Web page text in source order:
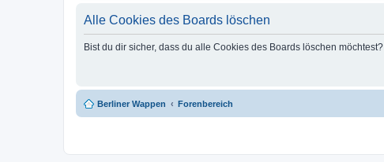
Alle Cookies des Boards löschen
Bist du dir sicher, dass du alle Cookies des Boards löschen möchtest?
Berliner Wappen Forenbereich